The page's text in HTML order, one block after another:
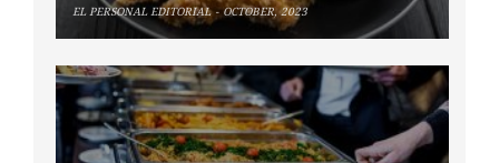
EL PERSONAL EDITORIAL OCTOBER, 2023